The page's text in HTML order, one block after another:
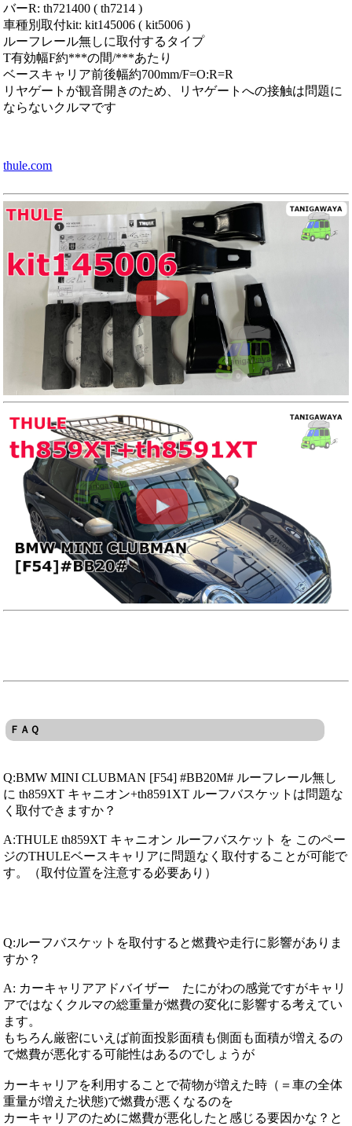
バーR: th721400 ( th7214 )
車種別取付kit: kit145006 ( kit5006 )
ルーフレール無しに取付するタイプ
T有効幅F約***の間/***あたり
ベースキャリア前後幅約700mm/F=O:R=R
リヤゲートが観音開きのため、リヤゲートへの接触は問題に
ならないクルマです
thule.com
ＦＡＱ
Q:BMW MINI CLUBMAN [F54] #BB20M# ルーフレール無し
に th859XT キャニオン+th8591XT ルーフバスケットは問題な
く取付できますか？
A:THULE th859XT キャニオン ルーフバスケット を このペー
ジのTHULEベースキャリアに問題なく取付することが可能で
す。（取付位置を注意する必要あり）
Q:ルーフバスケットを取付すると燃費や走行に影響がありま
すか？
A: カーキャリアアドバイザー たにがわの感覚ですがキャリ
アではなくクルマの総重量が燃費の変化に影響する考えてい
ます。
もちろん厳密にいえば前面投影面積も側面も面積が増えるの
で燃費が悪化する可能性はあるのでしょうが
カーキャリアを利用することで荷物が増えた時（＝車の全体
重量が増えた状態)で燃費が悪くなるのを
カーキャリアのために燃費が悪化したと感じる要因かな？と